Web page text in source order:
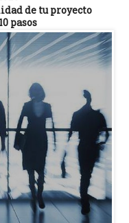
de tu proyecto
pasos